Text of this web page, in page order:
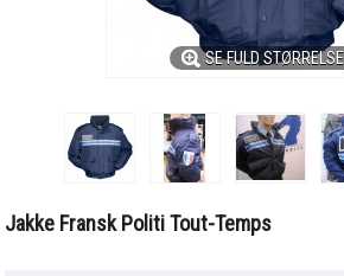
SE FULD STØRRELSE
Jakke Fransk Politi Tout-Temps